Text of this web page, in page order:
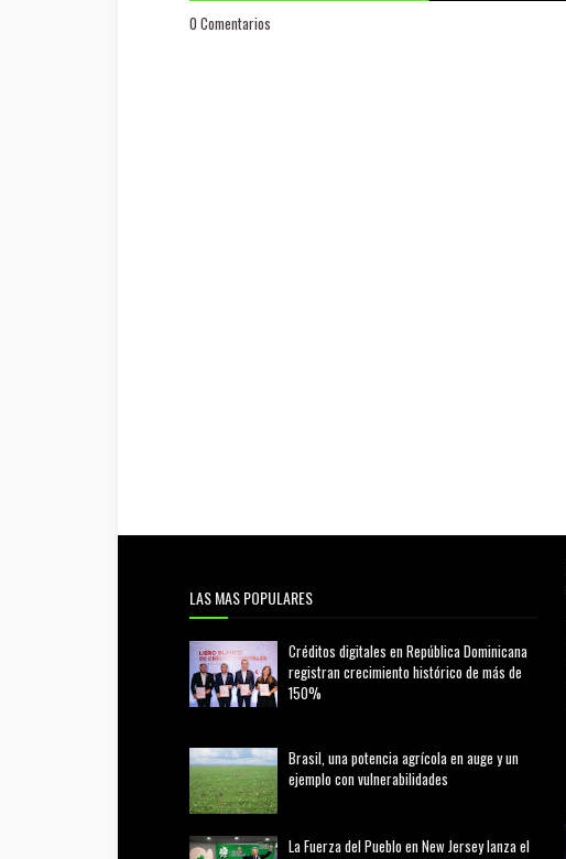
0 Comentarios
LAS MAS POPULARES
Créditos digitales en República Dominicana
registran crecimiento histórico de más de
150%
Brasil, una potencia agrícola en auge y un
ejemplo con vulnerabilidades
La Fuerza del Pueblo en New Jersey lanza el